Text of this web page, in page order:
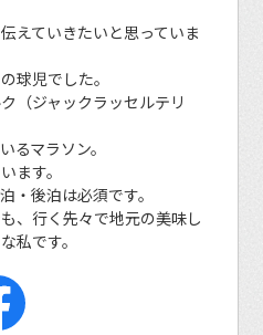
えていきたいと思っていま
球児でした。
（ジャックラッセルテリ
るマラソン。
ます。
・後泊は必須です。
、行く先々で地元の美味し
私です。